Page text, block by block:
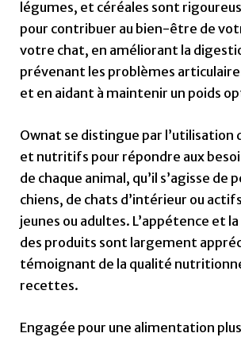
légumes, et céréales sont
pour contribuer au bien-être de
votre chat, en améliorant la
prévenant les problèmes
et en aidant à maintenir un poids
Ownat se distingue par l’utilisation
et nutritifs pour répondre aux
de chaque animal, qu’il s’agisse de
chiens, de chats d’intérieur ou
jeunes ou adultes. L’appétence et
des produits sont largement
témoignant de la qualité
recettes.
Engagée pour une alimentation